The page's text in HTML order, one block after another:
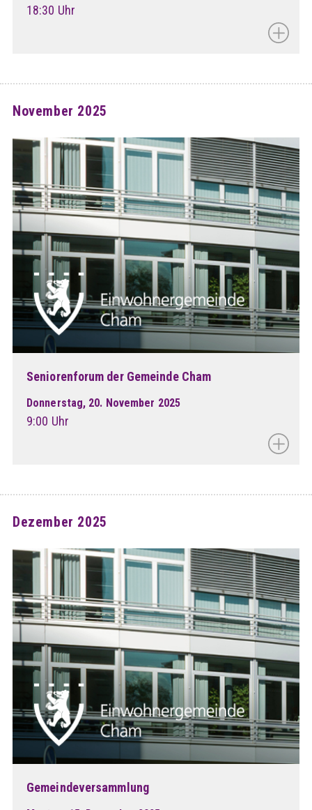
18:30 Uhr
November 2025
Seniorenforum der Gemeinde Cham
Donnerstag, 20. November 2025
9:00 Uhr
Dezember 2025
Gemeindeversammlung